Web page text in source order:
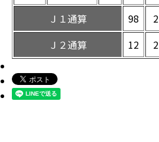
Ｊ１通算 98 2
Ｊ２通算
12 2